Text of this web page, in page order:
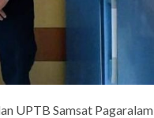
UPTB Samsat Pagaralam